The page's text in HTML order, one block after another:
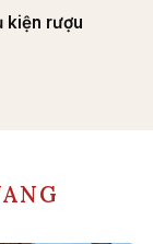
kiện rượu